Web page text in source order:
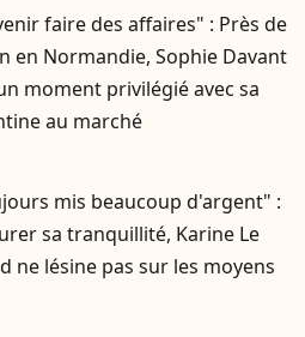
faire des affaires" : Près de
en Normandie, Sophie Davant
moment privilégié avec sa
au marché
mis beaucoup d'argent" :
sa tranquillité, Karine Le
ne lésine pas sur les moyens